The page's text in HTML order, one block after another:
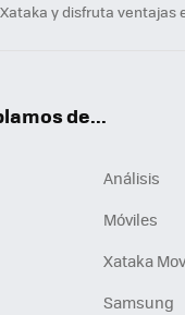
y disfruta ventajas
de...
Análisis
Móviles
Xataka
Samsung